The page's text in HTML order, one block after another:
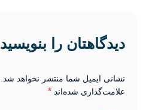
دیدگاهتان را بنویسید
نشانی ایمیل شما منتشر نخواهد شد.
علامت‌گذاری شده‌اند *